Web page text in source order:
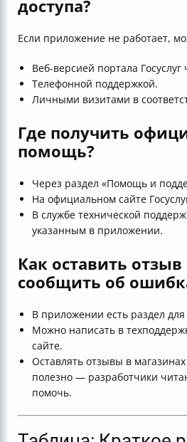
доступа?
Если приложение не работает,
Веб-версией портала Госуслуг
Телефонной поддержкой.
Личными визитами в
Где получить
помощь?
Через раздел «Помощь и
На официальном сайте
В службе технической
указанным в приложении.
Как оставить
сообщить об
В приложении есть раздел
Можно написать в
сайте.
Оставлять отзывы в
полезно — разработчики
помочь.